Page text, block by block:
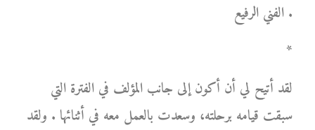
الفني الرفيع .
*
لقد أتيح لي أن أكون إلى جانب المؤلف في الفترة التي
سبقت قيامه برحلته، وسعدت بالعمل معه في أثنائها . ولقد